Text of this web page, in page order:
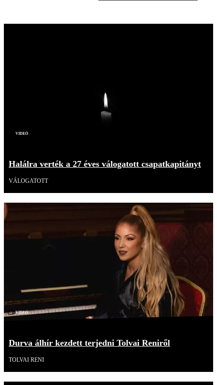
Videó
Halálra verték a 27 éves válogatott csapatkapitányt
VÁLOGATOTT
Videó
Durva álhír kezdett terjedni Tolvai Reniről
TOLVAI RENI